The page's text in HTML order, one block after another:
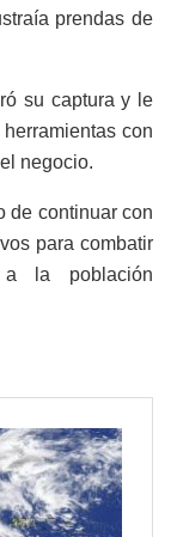
prendas de
su captura y le
con
negocio.
de continuar con
para combatir
la población